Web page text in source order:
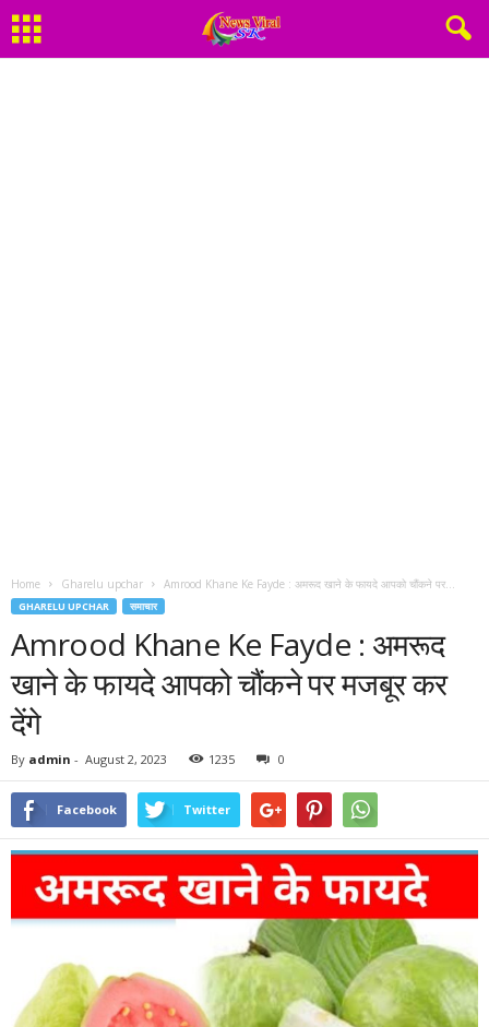
Home Gharelu upchar Amrood Khane Ke Fayde : अमरूद खाने के फायदे आपको चौंकने पर...
GHARELU UPCHAR समाचार
Amrood Khane Ke Fayde : अमरूद
खाने के फायदे आपको चौंकने पर मजबूर कर
देंगे
By admin - August 2, 2023 1235 0
Facebook Twitter